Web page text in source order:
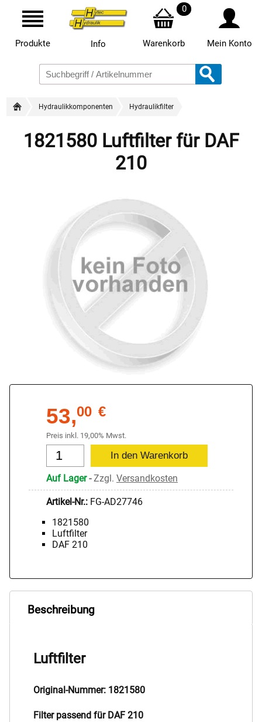
Produkte Info
0
Warenkorb Mein Konto
Hydraulikkomponenten Hydraulikfilter
1821580 Luftfilter für DAF
210
53,00 €
Preis inkl. 19,00% Mwst.
Auf Lager-Zzgl. Versandkosten
Artikel-Nr.: FG-AD27746
1821580
Luftfilter
DAF 210
Beschreibung
Luftfilter
Original-Nummer: 1821580
Filter passend für DAF 210